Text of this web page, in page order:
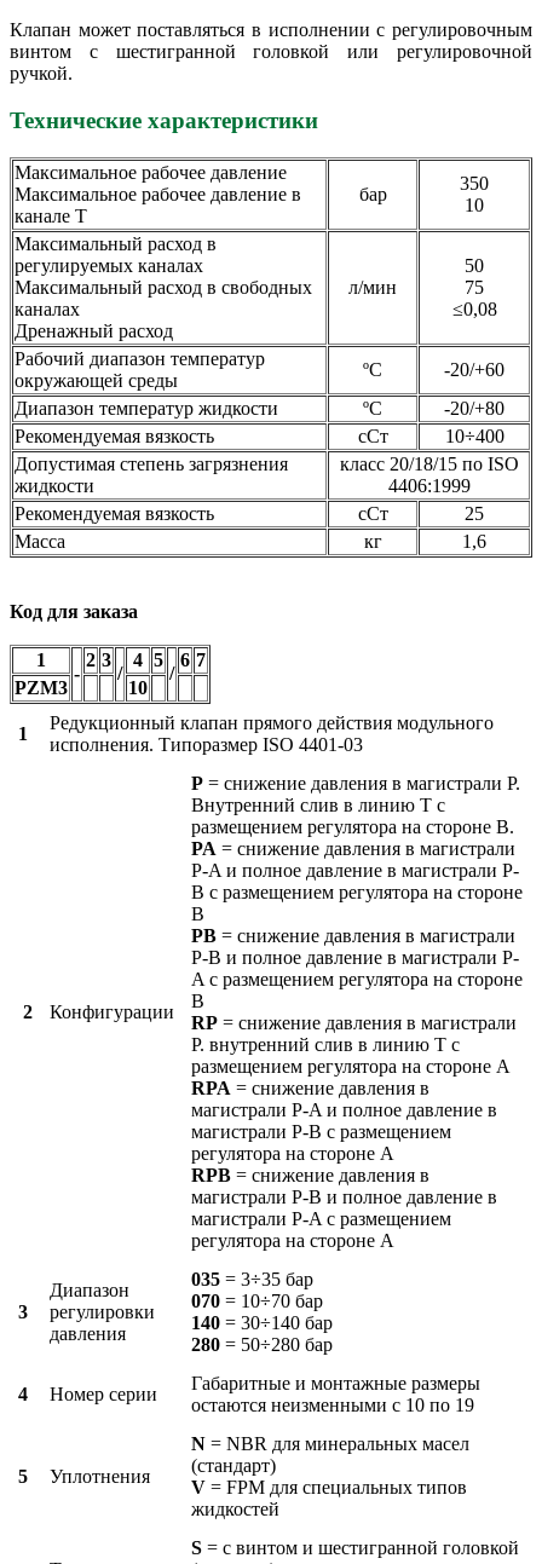
Клапан может поставляться в исполнении с регулировочным
винтом с шестигранной головкой или регулировочной
ручкой.
Технические характеристики
Максимальное рабочее давление
Максимальное рабочее давление в
канале Т
бар
350
10
Максимальный расход в
регулируемых каналах
Максимальный расход в свободных
каналах
Дренажный расход
л/мин
50
75
≤0,08
Рабочий диапазон температур
окружающей среды
ºС
-20/+60
Диапазон температур жидкости
ºС
-20/+80
Рекомендуемая вязкость
сСт
10÷400
Допустимая степень загрязнения
жидкости
класс 20/18/15 по ISO
4406:1999
Рекомендуемая вязкость
сСт
25
Масса
кг 1,6
Код для заказа
1
-
2 3
/
4 5
/
6 7
PZM3
10
1
Редукционный клапан прямого действия модульного
исполнения. Типоразмер ISO 4401-03
2 Конфигурации
P = снижение давления в магистрали P.
Внутренний слив в линию T с
размещением регулятора на стороне B.
PA = снижение давления в магистрали
P-A и полное давление в магистрали P-
B с размещением регулятора на стороне
B
PB = снижение давления в магистрали
P-B и полное давление в магистрали P-
A с размещением регулятора на стороне
B
RP = снижение давления в магистрали
P. внутренний слив в линию T с
размещением регулятора на стороне A
RPA = снижение давления в
магистрали P-A и полное давление в
магистрали P-B с размещением
регулятора на стороне A
RPB = снижение давления в
магистрали P-B и полное давление в
магистрали P-A с размещением
регулятора на стороне A
3
Диапазон
регулировки
давления
035 = 3÷35 бар
070 = 10÷70 бар
140 = 30÷140 бар
280 = 50÷280 бар
4 Номер серии
Габаритные и монтажные размеры
остаются неизменными с 10 по 19
5 Уплотнения
N = NBR для минеральных масел
(стандарт)
V = FPM для специальных типов
жидкостей
S = с винтом и шестигранной головкой